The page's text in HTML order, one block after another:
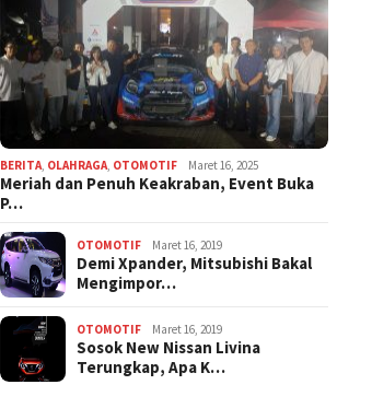
BERITA, OLAHRAGA, OTOMOTIF Maret 16, 2025
Meriah dan Penuh Keakraban, Event Buka
P…
OTOMOTIF Maret 16, 2019
Demi Xpander, Mitsubishi Bakal
Mengimpor…
OTOMOTIF Maret 16, 2019
Sosok New Nissan Livina
Terungkap, Apa K…